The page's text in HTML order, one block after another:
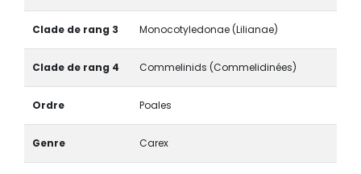
Clade de rang 3 Monocotyledonae (Lilianae)
Clade de rang 4 Commelinids (Commelidinées)
Ordre Poales
Genre Carex